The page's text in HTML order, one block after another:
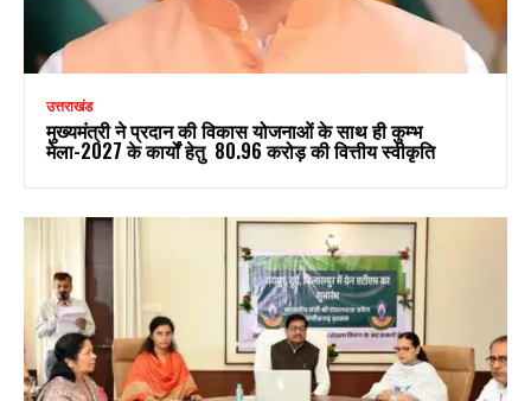
उत्तराखंड
मुख्यमंत्री ने प्रदान की विकास योजनाओं के साथ ही कुम्भ
मेला-2027 के कार्यों हेतु ₹ 80.96 करोड़ की वित्तीय स्वीकृति